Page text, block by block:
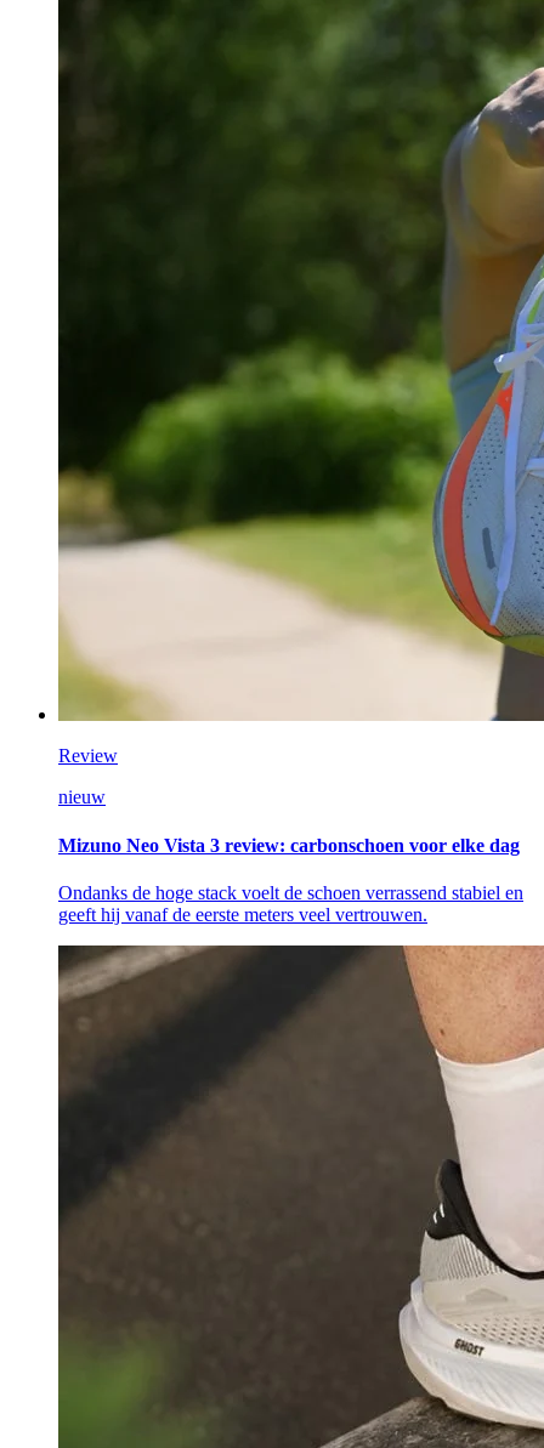
Review
nieuw
Mizuno Neo Vista 3 review: carbonschoen voor elke dag
Ondanks de hoge stack voelt de schoen verrassend stabiel en
geeft hij vanaf de eerste meters veel vertrouwen.